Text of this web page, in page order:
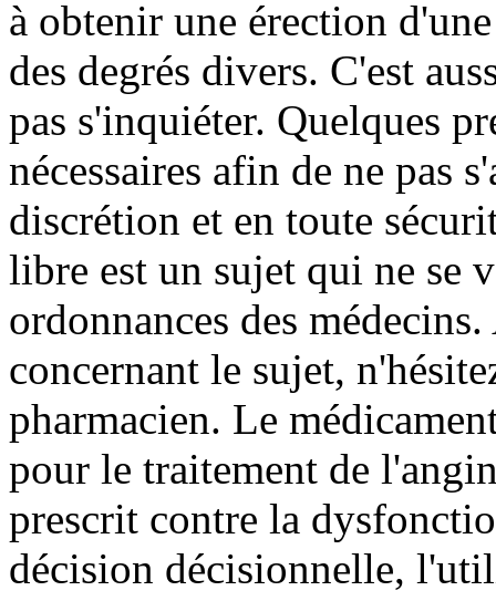
à obtenir une érection
des degrés divers. C'est
pas s'inquiéter. Quelques
nécessaires afin de ne pas
discrétion et en toute
libre est un sujet qui ne se
ordonnances des
concernant le sujet,
pharmacien. Le
pour le traitement de
prescrit contre la
décision décisionnelle,